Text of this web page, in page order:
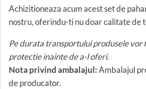
Achizitioneaza acum acest set de
nostru, oferindu-ti nu doar calitate de
Pe durata transportului produsele vor
protectie inainte de a-l oferi.
Nota privind ambalajul:Ambalajul
de producator.